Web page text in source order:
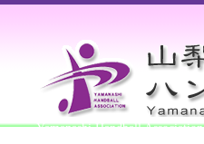
Yamanashi Handball Association